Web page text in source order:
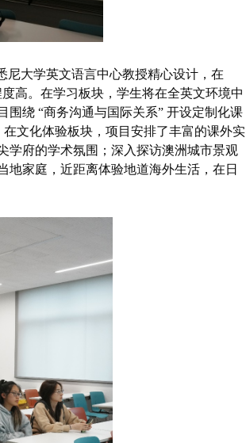
尼大学英文语言中心教授精心设计，在
高。在学习板块，学生将在全英文环境中
绕 “商务沟通与国际关系” 开设定制化课
文化体验板块，项目安排了丰富的课外实
学府的学术氛围；深入探访澳洲城市景观
家庭，近距离体验地道海外生活，在日